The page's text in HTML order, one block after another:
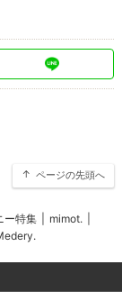
ページの先頭へ
ー特集 mimot.